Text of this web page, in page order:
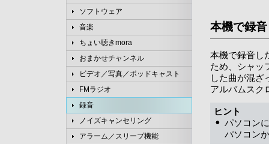
ソフトウェア
音楽
ちょい聴きmora
おまかせチャンネル
ビデオ／写真／ポッドキャスト
FMラジオ
録音
ノイズキャンセリング
アラーム／スリープ機能
本機で録
本機で録音し
ため、シャッ
した曲が混ざ
アルバムスク
ヒント
パソコン
パソコン